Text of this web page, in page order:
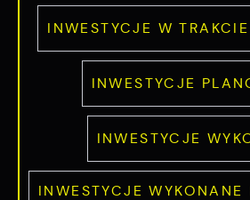
INWESTYCJE W
INWESTYCJE
INWESTYCJE
INWESTYCJE WYKONANE